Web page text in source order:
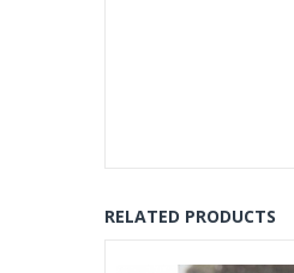
RELATED PRODUCTS